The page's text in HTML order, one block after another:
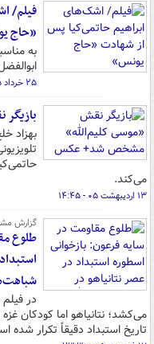
فیلم/
«حاج
به
۲۵ خرداد ۰۵ - ۱۵:۱۵
بهزاد
می‌کند.
۱۳ اردیبهشت ۰۵ - ۱۴:۴۵
گزارش
طلوع
در فیلم
می‌کشد؛ نتانیاهو اما کودکان
تاریخ استبداد دقیقاً تکرار شده